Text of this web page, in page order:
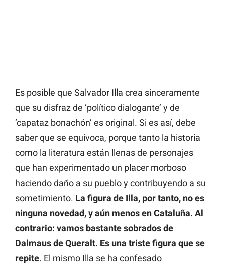
Es posible que Salvador Illa crea sinceramente
que su disfraz de ‘político dialogante’ y de
‘capataz bonachón’ es original. Si es así, debe
saber que se equivoca, porque tanto la historia
como la literatura están llenas de personajes
que han experimentado un placer morboso
haciendo daño a su pueblo y contribuyendo a su
sometimiento. La figura de Illa, por tanto, no es
ninguna novedad, y aún menos en Cataluña. Al
contrario: vamos bastante sobrados de
Dalmaus de Queralt. Es una triste figura que se
repite. El mismo Illa se ha confesado